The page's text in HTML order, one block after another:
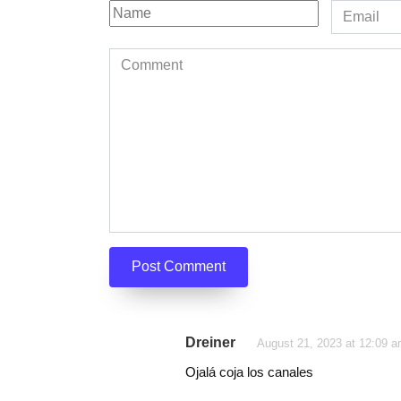
Name
*
Email
*
Comment
Dreiner August 21, 2023 at 12:09
Ojalá coja los canales